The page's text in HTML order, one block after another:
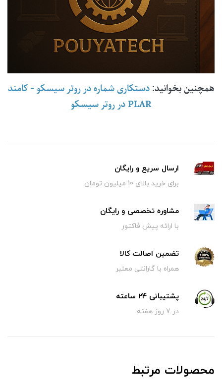
همچنین بخوانید:دستکاری شماره در روتر سیسکو-کامند
PLAR در روتر سیسکو
ارسال سریع و رایگان
برای خرید بالای 10 میلیون تومان
مشاوره تخصصی و رایگان
با ارائه پیش فاکتور
تضمین اصالت کالا
همراه با گارانتی معتبر
پشتیبانی 24 ساعته
در 7 روز هفته
محصولات مرتبط